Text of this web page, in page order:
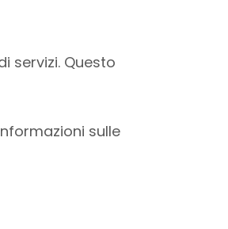
servizi. Questo
sulle